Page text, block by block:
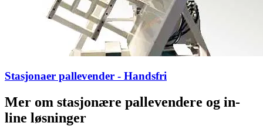
Stasjonaer pallevender - Handsfri
Mer om stasjonære pallevendere og in-
line løsninger